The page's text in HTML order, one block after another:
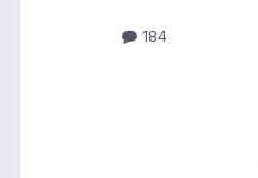
184